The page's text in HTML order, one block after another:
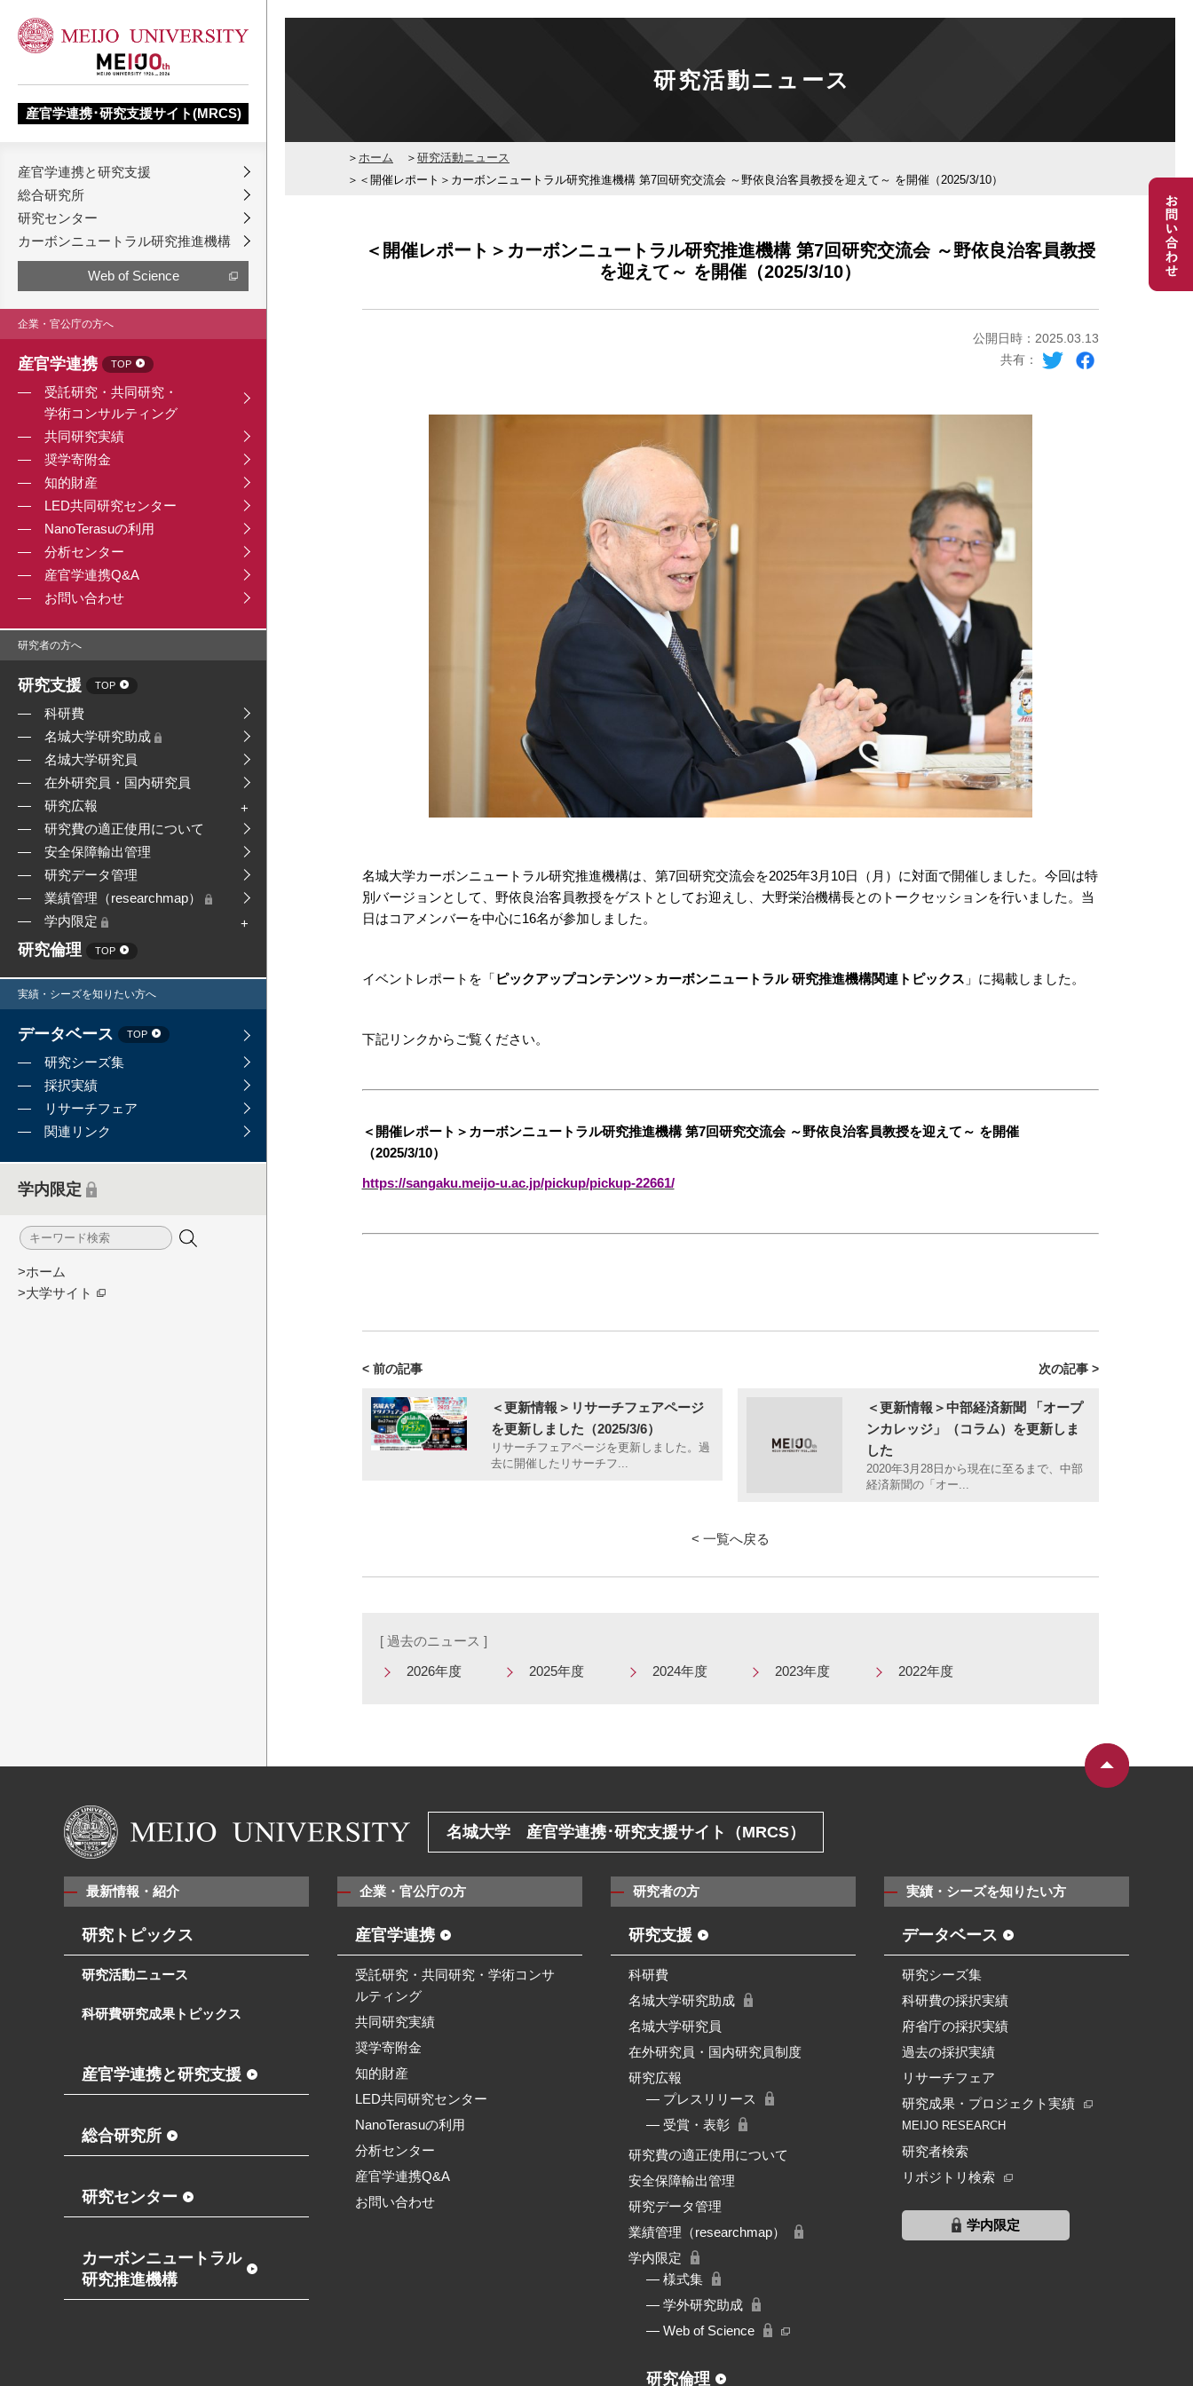
産官学連携･研究支援サイト(MRCS)
産官学連携と研究支援
総合研究所
研究センター
カーボンニュートラル研究推進機構
Web of Science
企業・官公庁の方へ
産官学連携 TOP
受託研究・共同研究・
学術コンサルティング
共同研究実績
奨学寄附金
知的財産
LED共同研究センター
NanoTerasuの利用
分析センター
産官学連携Q&A
お問い合わせ
研究者の方へ
研究支援 TOP
科研費
名城大学研究助成
名城大学研究員
在外研究員・国内研究員
研究広報
研究費の適正使用について
安全保障輸出管理
研究データ管理
業績管理（researchmap）
学内限定
研究倫理 TOP
実績・シーズを知りたい方へ
データベース TOP
研究シーズ集
採択実績
リサーチフェア
関連リンク
学内限定
>ホーム
>大学サイト
研究活動ニュース
ホーム
研究活動ニュース
＜開催レポート＞カーボンニュートラル研究推進機構 第7回研究交流会 ～野依良治客員教授を迎えて～ を開催（2025/3/10）
＜開催レポート＞カーボンニュートラル研究推進機構 第7回研究交流会 ～野依良治客員教授
を迎えて～ を開催（2025/3/10）
公開日時：2025.03.13
共有：
名城大学カーボンニュートラル研究推進機構は、第7回研究交流会を2025年3月10日（月）に対面で開催しました。今回は特
別バージョンとして、野依良治客員教授をゲストとしてお迎えし、大野栄治機構長とのトークセッションを行いました。当
日はコアメンバーを中心に16名が参加しました。
イベントレポートを「ピックアップコンテンツ＞カーボンニュートラル 研究推進機構関連トピックス 」に掲載しました。
下記リンクからご覧ください。
＜開催レポート＞カーボンニュートラル研究推進機構 第7回研究交流会 ～野依良治客員教授を迎えて～ を開催
（2025/3/10）
https://sangaku.meijo-u.ac.jp/pickup/pickup-22661/
< 前の記事
＜更新情報＞リサーチフェアページ
を更新しました（2025/3/6）
リサーチフェアページを更新しました。過
去に開催したリサーチフ...
次の記事 >
＜更新情報＞中部経済新聞 「オープ
ンカレッジ」（コラム）を更新しま
した
2020年3月28日から現在に至るまで、中部
経済新聞の「オー...
< 一覧へ戻る
[ 過去のニュース ]
2026年度
2025年度 2024年度 2023年度 2022年度
名城大学 産官学連携･研究支援サイト（MRCS）
最新情報・紹介
研究トピックス
研究活動ニュース
科研費研究成果トピックス
産官学連携と研究支援
総合研究所
研究センター
カーボンニュートラル
研究推進機構
企業・官公庁の方
産官学連携
受託研究・共同研究・学術コンサ
ルティング
共同研究実績
奨学寄附金
知的財産
LED共同研究センター
NanoTerasuの利用
分析センター
産官学連携Q&A
お問い合わせ
研究者の方
研究支援
科研費
名城大学研究助成
名城大学研究員
在外研究員・国内研究員制度
研究広報
― プレスリリース
― 受賞・表彰
研究費の適正使用について
安全保障輸出管理
研究データ管理
業績管理（researchmap）
学内限定
― 様式集
― 学外研究助成
― Web of Science
研究倫理
実績・シーズを知りたい方
データベース
研究シーズ集
科研費の採択実績
府省庁の採択実績
過去の採択実績
リサーチフェア
研究成果・プロジェクト実績
MEIJO RESEARCH
研究者検索
リポジトリ検索
学内限定